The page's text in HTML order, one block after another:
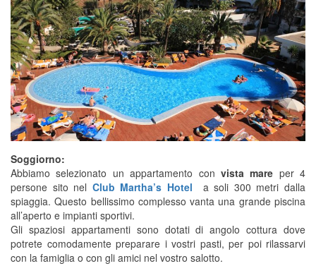
Soggiorno:
Abbiamo selezionato un appartamento con vista mare per 4
persone sito nel Club Martha’s Hotel a soli 300 metri dalla
spiaggia. Questo bellissimo complesso vanta una grande piscina
all’aperto e impianti sportivi.
Gli spaziosi appartamenti sono dotati di angolo cottura dove
potrete comodamente preparare i vostri pasti, per poi rilassarvi
con la famiglia o con gli amici nel vostro salotto.